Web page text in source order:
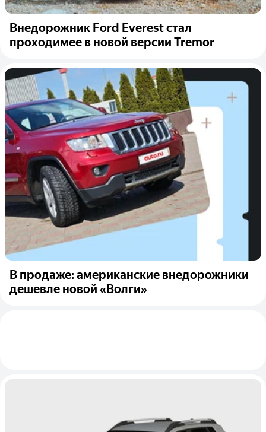
Внедорожник Ford Everest стал
проходимее в новой версии Tremor
В продаже: американские внедорожники
дешевле новой «Волги»